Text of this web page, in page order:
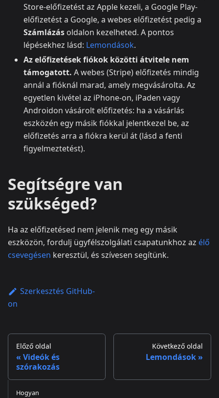
Store-előfizetést az Apple kezeli, a Google Play-
előfizetést a Google, a webes előfizetést pedig a
Számlázás oldalon kezelheted. A pontos
lépésekhez lásd: Lemondások.
Az előfizetések fiókok közötti átvitele nem
támogatott. A webes (Stripe) előfizetés mindig
annál a fióknál marad, amely megvásárolta. Az
egyetlen kivétel az iPhone-on, iPaden vagy
Androidon vásárolt előfizetés: ha a vásárlás
eszközén egy másik fiókkal jelentkezel be, az
előfizetés arra a fiókra kerül át (lásd a fenti
figyelmeztetést).
Segítségre van
szükséged?
Ha az előfizetésed nem jelenik meg egy másik
eszközön, fordulj ügyfélszolgálati csapatunkhoz az élő
csevegésen keresztül, és szívesen segítünk.
Szerkesztés GitHub-
on
Előző oldal
Videók és
szórakozás
Következő oldal
Lemondások
Hogyan